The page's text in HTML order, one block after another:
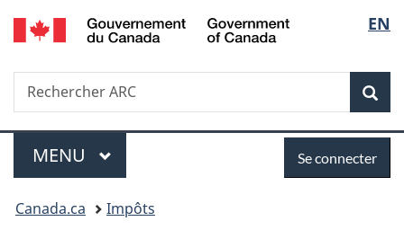
Passer
au
Passer
au
Passer
à
du
Passer
à
simplifiée
de
la
EN
Recherche
Rechercher
ARC
Menu
MENU PRINCIPAL
connecter
Se connecter
Vous
Canada.ca
Impôts